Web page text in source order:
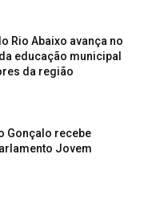
Rio Abaixo avança no
educação municipal
da região
Gonçalo recebe
Jovem